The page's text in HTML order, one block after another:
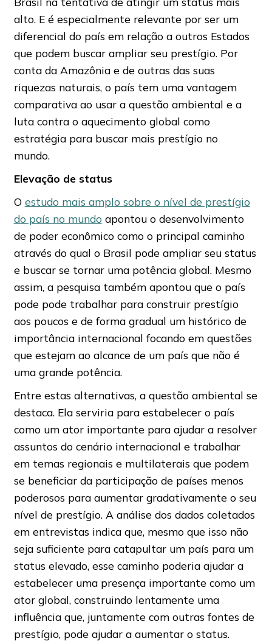
alto. E é especialmente relevante por ser um
diferencial do país em relação a outros Estados
que podem buscar ampliar seu prestígio. Por
conta da Amazônia e de outras das suas
riquezas naturais, o país tem uma vantagem
comparativa ao usar a questão ambiental e a
luta contra o aquecimento global como
estratégia para buscar mais prestígio no
mundo.
Elevação de status
O estudo mais amplo sobre o nível de prestígio
do país no mundo apontou o desenvolvimento
de poder econômico como o principal caminho
através do qual o Brasil pode ampliar seu status
e buscar se tornar uma potência global. Mesmo
assim, a pesquisa também apontou que o país
pode pode trabalhar para construir prestígio
aos poucos e de forma gradual um histórico de
importância internacional focando em questões
que estejam ao alcance de um país que não é
uma grande potência.
Entre estas alternativas, a questão ambiental se
destaca. Ela serviria para estabelecer o país
como um ator importante para ajudar a resolver
assuntos do cenário internacional e trabalhar
em temas regionais e multilaterais que podem
se beneficiar da participação de países menos
poderosos para aumentar gradativamente o seu
nível de prestígio. A análise dos dados coletados
em entrevistas indica que, mesmo que isso não
seja suficiente para catapultar um país para um
status elevado, esse caminho poderia ajudar a
estabelecer uma presença importante como um
ator global, construindo lentamente uma
influência que, juntamente com outras fontes de
prestígio, pode ajudar a aumentar o status.